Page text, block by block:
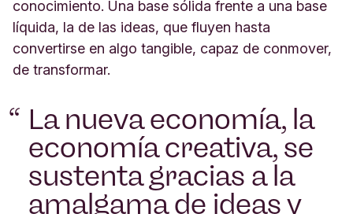
conocimiento. Una base sólida frente a una base
líquida, la de las ideas, que fluyen hasta
convertirse en algo tangible, capaz de conmover,
de transformar.
La nueva economía, la
economía creativa, se
sustenta gracias a la
amalgama de ideas y